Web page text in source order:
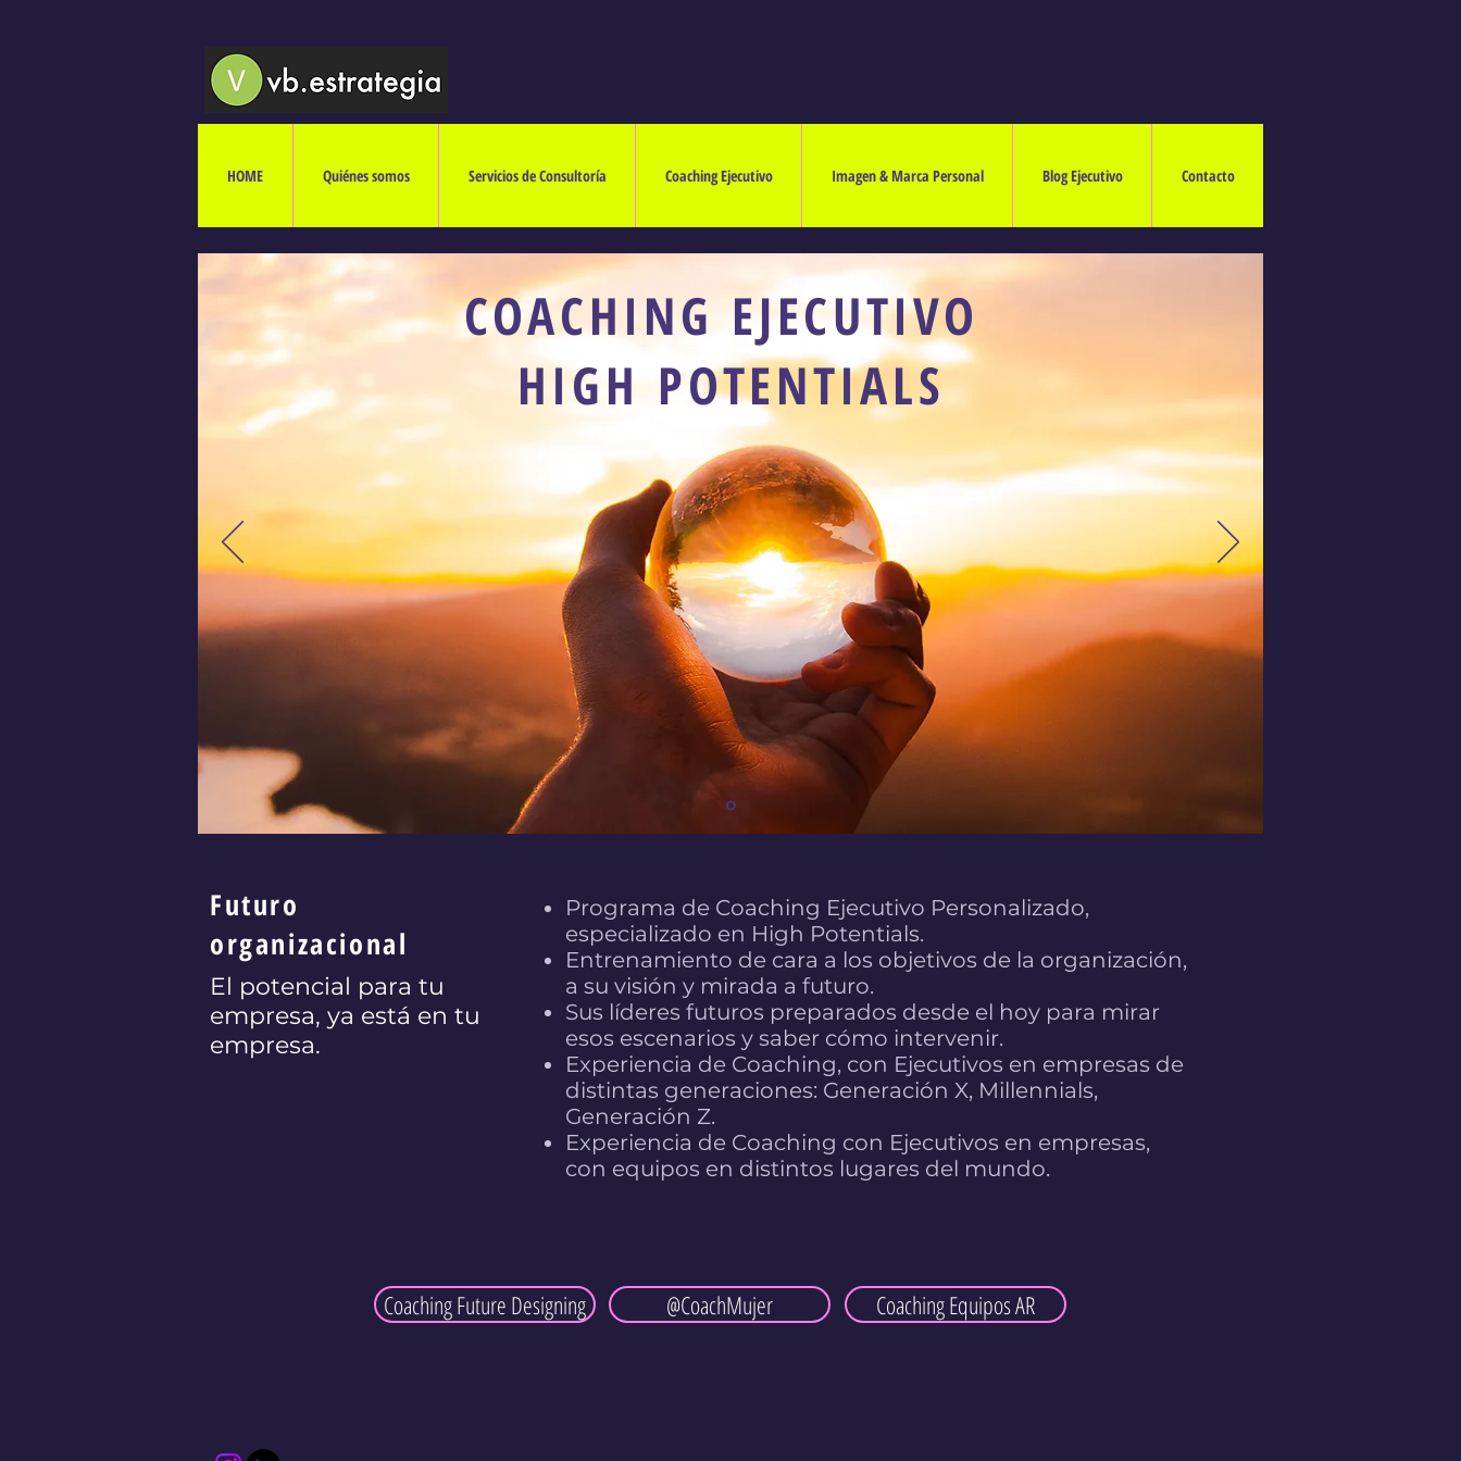
HOME Quiénes somos Servicios de Consultoría Coaching Ejecutivo Imagen & Marca Personal Blog Ejecutivo Contacto
COACHING EJECUTIVO
HIGH POTENTIALS
El potencial para tu
empresa, ya está en tu
empresa.
Coaching Future Designing @CoachMujer Coaching Equipos AR
Futuro
organizacional
Programa de Coaching Ejecutivo Personalizado,
especializado en High Potentials.
Entrenamiento de cara a los objetivos de la organización,
a su visión y mirada a futuro.
Sus líderes futuros preparados desde el hoy para mirar
esos escenarios y saber cómo intervenir.
Experiencia de Coaching, con Ejecutivos en empresas de
distintas generaciones: Generación X, Millennials,
Generación Z.
Experiencia de Coaching con Ejecutivos en empresas,
con equipos en distintos lugares del mundo.